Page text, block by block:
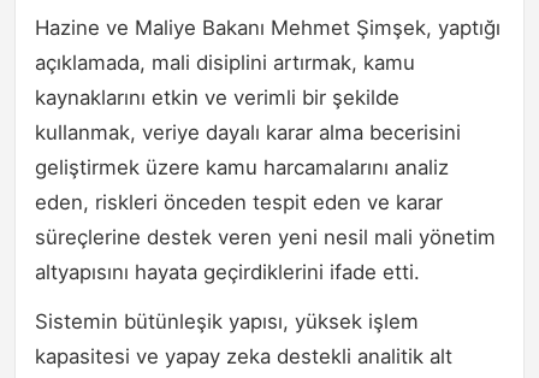
Hazine ve Maliye Bakanı Mehmet Şimşek, yaptığı
açıklamada, mali disiplini artırmak, kamu
kaynaklarını etkin ve verimli bir şekilde
kullanmak, veriye dayalı karar alma becerisini
geliştirmek üzere kamu harcamalarını analiz
eden, riskleri önceden tespit eden ve karar
süreçlerine destek veren yeni nesil mali yönetim
altyapısını hayata geçirdiklerini ifade etti.
Sistemin bütünleşik yapısı, yüksek işlem
kapasitesi ve yapay zeka destekli analitik alt